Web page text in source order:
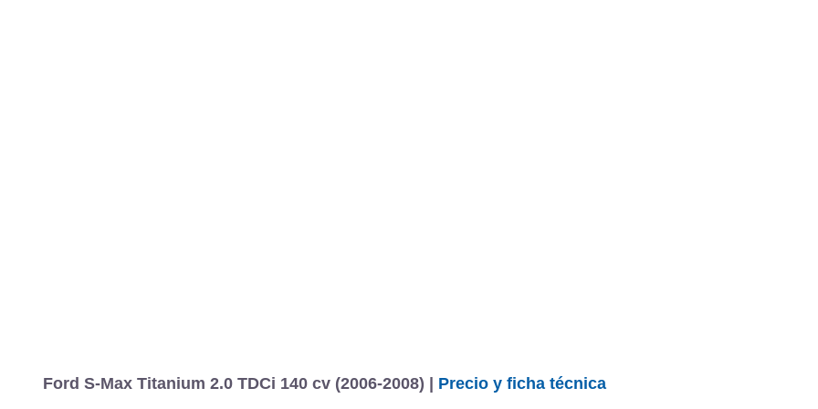
Ford S-Max Titanium 2.0 TDCi 140 cv (2006-2008) | Precio y ficha técnica